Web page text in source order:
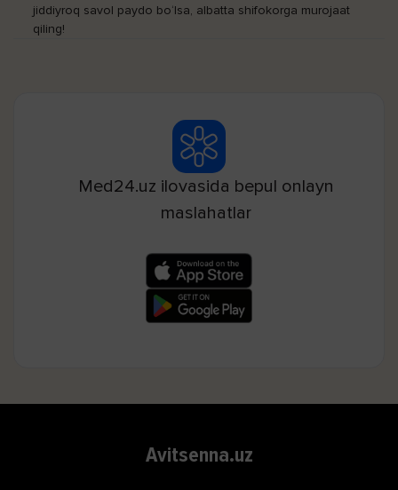
jiddiyroq savol paydo bo‘lsa, albatta shifokorga murojaat
qiling!
Med24.uz ilovasida bepul onlayn
maslahatlar
Avitsenna.uz